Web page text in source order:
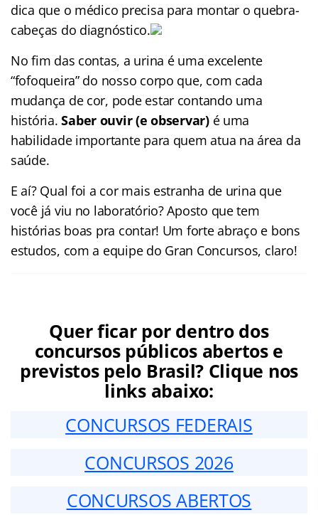
dica que o médico precisa para montar o quebra-
cabeças do diagnóstico.
No fim das contas, a urina é uma excelente
“fofoqueira” do nosso corpo que, com cada
mudança de cor, pode estar contando uma
história.Saber ouvir (e observar) é uma
habilidade importante para quem atua na área da
saúde.
E aí? Qual foi a cor mais estranha de urina que
você já viu no laboratório? Aposto que tem
histórias boas pra contar! Um forte abraço e bons
estudos, com a equipe do Gran Concursos, claro!
Quer ficar por dentro dos
concursos públicos abertos e
previstos pelo Brasil? Clique nos
links abaixo:
CONCURSOS FEDERAIS
CONCURSOS 2026
CONCURSOS ABERTOS